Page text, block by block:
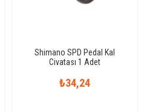
Shimano SPD Pedal Kal
Civatası 1 Adet
₺34,24